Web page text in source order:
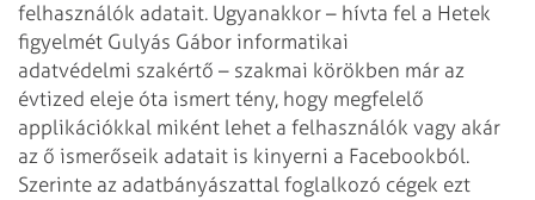
felhasználók adatait. Ugyanakkor – hívta fel a Hetek
figyelmét Gulyás Gábor informatikai
adatvédelmi szakértő – szakmai körökben már az
évtized eleje óta ismert tény, hogy megfelelő
applikációkkal miként lehet a felhasználók vagy akár
az ő ismerőseik adatait is kinyerni a Facebookból.
Szerinte az adatbányászattal foglalkozó cégek ezt